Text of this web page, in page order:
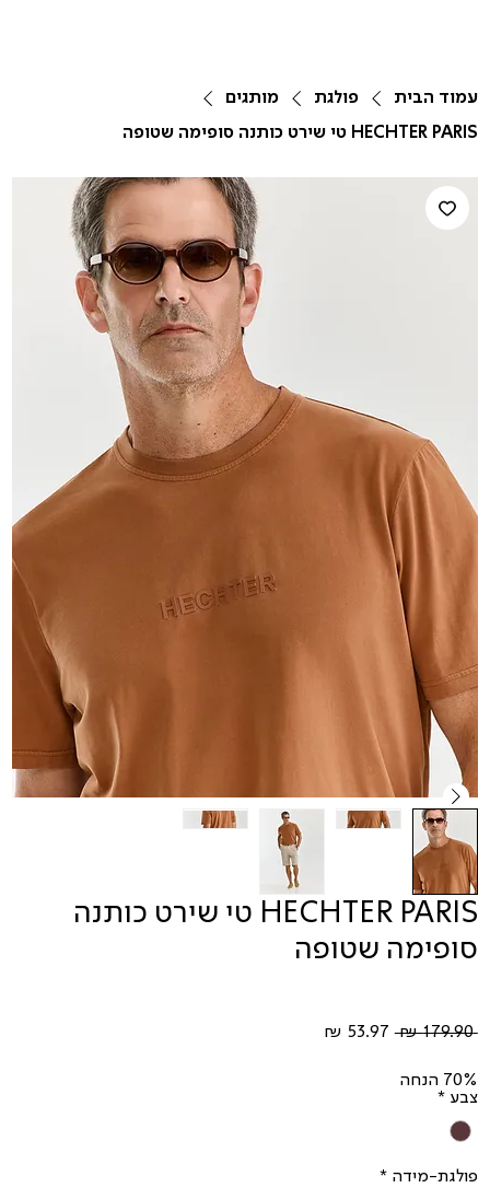
עמוד הבית פולגת
מותגים
HECHTER PARIS טי שירט כותנה סופימה שטופה
HECHTER PARIS טי שירט כותנה
סופימה שטופה
‏179.90 ‏₪
מחיר
70% הנחה
צבע *
פולגת-מידה *